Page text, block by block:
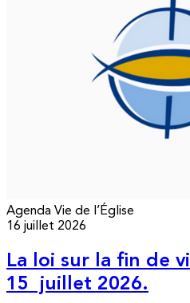
Agenda Vie de l’Église
16 juillet 2026
La loi sur la fin de
15 juillet 2026.